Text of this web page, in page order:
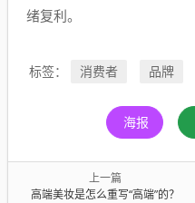
绪复利。
标签： 消费者 品牌
海报
上一篇
高端美妆是怎么重写“高端”的？